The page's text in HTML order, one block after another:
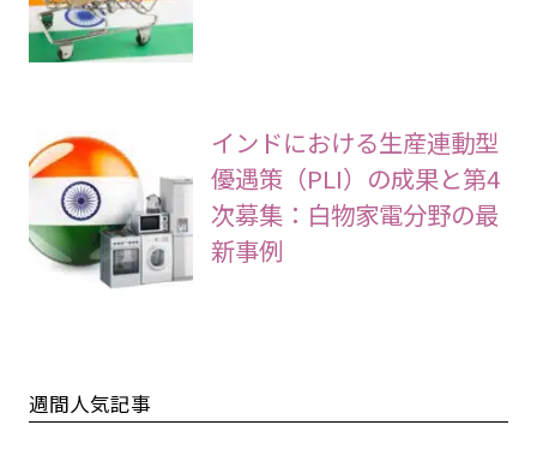
インドにおける生産連動型
優遇策（PLI）の成果と第4
次募集：白物家電分野の最
新事例
週間人気記事